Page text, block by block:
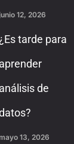
12, 2026
tarde para
aprender
análisis de
13, 2026